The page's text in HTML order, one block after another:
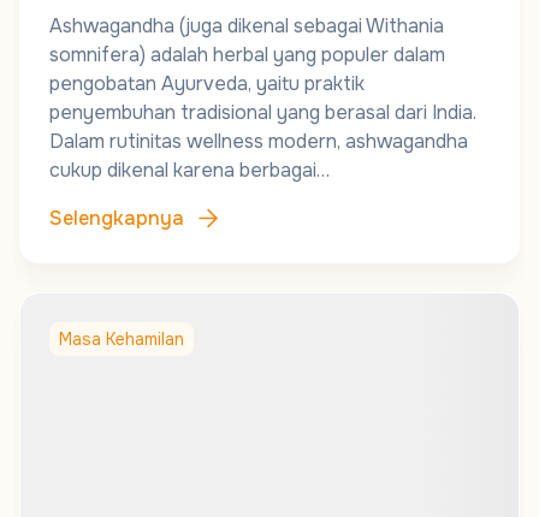
Ashwagandha (juga dikenal sebagai Withania
somnifera) adalah herbal yang populer dalam
pengobatan Ayurveda, yaitu praktik
penyembuhan tradisional yang berasal dari India.
Dalam rutinitas wellness modern, ashwagandha
cukup dikenal karena berbagai…
Selengkapnya
Masa Kehamilan